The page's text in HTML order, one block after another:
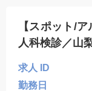
【スポット/
人科検診／山
求人 ID
勤務日